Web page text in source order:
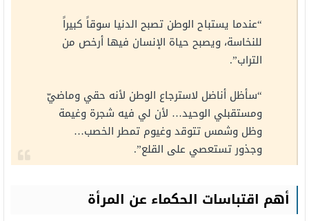
“عندما يستباح الوطن تصبح الدنيا سوقاً كبيراً
للنخاسة، ويصبح حياة الإنسان فيها أرخص من
التراب”.
“سأظل أناضل لاسترجاع الوطن لأنه حقي وماضيّ
ومستقبلي الوحيد… لأن لي فيه شجرة وغيمة
وظل وشمس تتوقد وغيوم تمطر الخصب…
وجذور تستعصي على القلع”.
أهم اقتباسات الحكماء عن المرأة